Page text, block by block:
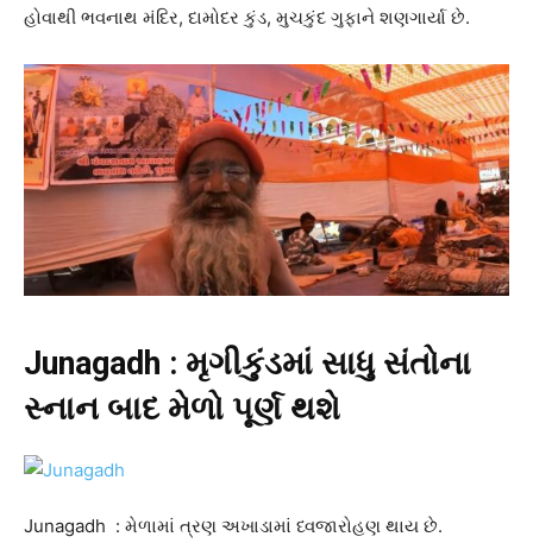
હોવાથી ભવનાથ મંદિર, દામોદર કુંડ, મુચકુંદ ગુફાને શણગાર્યા છે.
Junagadh : મૃગીકુંડમાં સાધુ સંતોના
સ્નાન બાદ મેળો પૂર્ણ થશે
Junagadh : મેળામાં ત્રણ અખાડામાં ધ્વજારોહણ થાય છે.